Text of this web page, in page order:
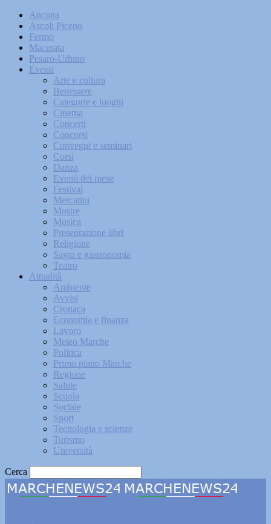
Ancona
Ascoli Piceno
Fermo
Macerata
Pesaro-Urbino
Eventi
Arte e cultura
Benessere
Categorie e luoghi
Cinema
Concerti
Concorsi
Convegni e seminari
Corsi
Danza
Eventi del mese
Festival
Mercatini
Mostre
Musica
Presentazione libri
Religione
Sagra e gastronomia
Teatro
Attualità
Ambiente
Avvisi
Cronaca
Economia e finanza
Lavoro
Meteo Marche
Politica
Primo piano Marche
Regione
Salute
Scuola
Sociale
Sport
Tecnologia e scienze
Turismo
Università
Cerca